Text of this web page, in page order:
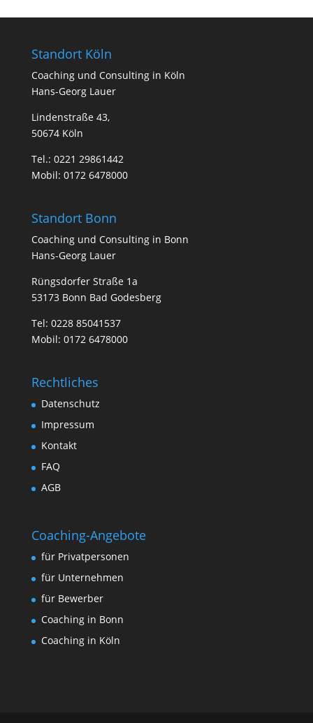
Standort Köln
Coa­ching und Con­sul­ting in Köln
Hans-Georg Lauer
Lindenstraße 43,
50674 Köln
Tel.: 0221 29861442
Mobil: 0172 6478000
Standort Bonn
Coa­ching und Con­sul­ting in Bonn
Hans-Georg Lauer
Rüngsdorfer Straße 1a
53173 Bonn Bad Godesberg
Tel: 0228 85041537
Mobil: 0172 6478000
Rechtliches
Datenschutz
Impressum
Kontakt
FAQ
AGB
Coaching-Angebote
für Privatpersonen
für Unternehmen
für Bewerber
Coaching in Bonn
Coaching in Köln